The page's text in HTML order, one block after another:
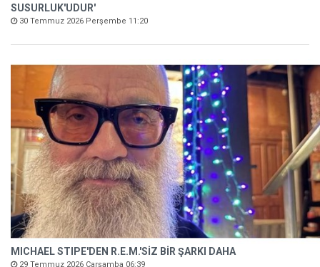
SUSURLUK'UDUR'
30 Temmuz 2026 Perşembe 11:20
MICHAEL STIPE'DEN R.E.M.'SİZ BİR ŞARKI DAHA
29 Temmuz 2026 Çarşamba 06:39